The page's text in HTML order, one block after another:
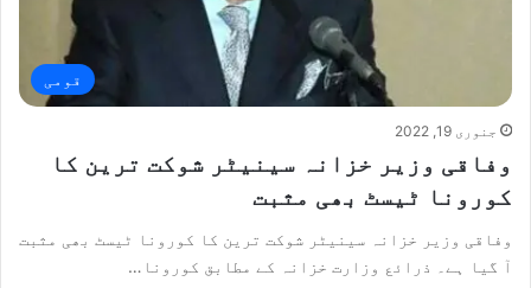
قومی
جنوری 19, 2022
وفاقی وزیر خزانہ سینیٹر شوکت ترین کا
کورونا ٹیسٹ بھی مثبت
وفاقی وزیر خزانہ سینیٹر شوکت ترین کا کورونا ٹیسٹ بھی مثبت
آ گیا ہے۔ ذرائع وزارت خزانہ کے مطابق کورونا…